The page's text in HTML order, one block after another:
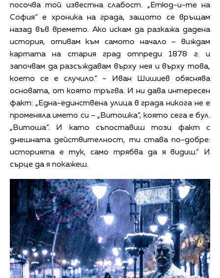
посочва той известна слабост. „Етюд-и-те на
София“ е хроника на града, защото се връщам
назад във времето. Ако искам да разкажа дадена
история, отивам към самото начало – виждам
картата на стария град отпреди 1878 г. и
започвам да разсъждавам върху нея и върху това,
което се е случило.“ – Иван Шишиев обяснява
основата, от която тръгва. И ни дава интересен
факт: „Една-единствена улица в града никога не е
променяла името си – „Витошка“, която сега е бул.
„Витоша“. И като съпоставиш този факт с
днешната действителност, ти става по-добре:
историята е тук, само трябва да я видиш.“ И
сърце да я покажеш.